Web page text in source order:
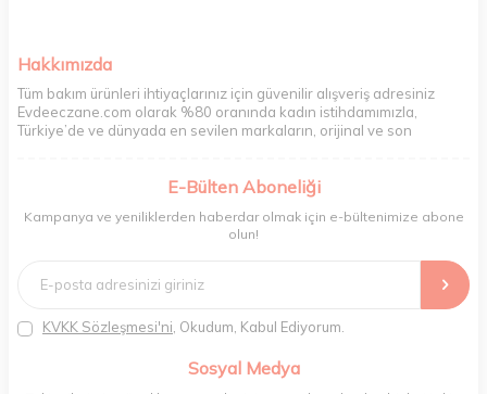
Hakkımızda
Tüm bakım ürünleri ihtiyaçlarınız için güvenilir alışveriş adresiniz
Evdeeczane.com olarak %80 oranında kadın istihdamımızla,
Türkiye’de ve dünyada en sevilen markaların, orijinal ve son
paketliyoruz. Herhangi bir durumdan dolayı olumsuz olarak geri
müşteri temsilcilerimiz aracılığı ile gerekli tüm desteği sağlıyoruz.
2017 yılından bugüne, yüzlerce marka ve binlerce ürün seçeneğini
distribütörlerinden faturalı olarak tedarik ediyor ve müşterilerimize
aynı şekilde faturalı ve orijinal ambalajlarda gönderim sağlıyoruz.
Paketleme sürecinde geri dönüştürülebilir malzemeler kullanarak
atık oranımızı en aza indiriyor ve daha yaşanabilir bir dünya
E-Bülten Aboneliği
Kampanya ve yeniliklerden haberdar olmak için e-bültenimize abone
olun!
KVKK Sözleşmesi'ni , Okudum, Kabul Ediyorum.
Sosyal Medya